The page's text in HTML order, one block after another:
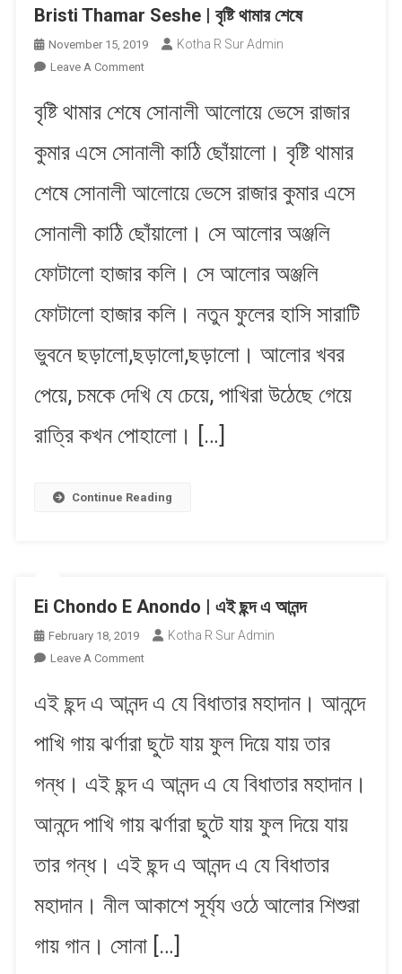
Bristi Thamar Seshe | বৃষ্টি থামার শেষে
November 15, 2019 Kotha R Sur Admin
Leave A CommentOn
Thamar
|
থামার
বৃষ্টি থামার শেষে সোনালী আলোয়ে ভেসে রাজার
কুমার এসে সোনালী কাঠি ছোঁয়ালো। বৃষ্টি থামার
শেষে সোনালী আলোয়ে ভেসে রাজার কুমার এসে
সোনালী কাঠি ছোঁয়ালো। সে আলোর অঞ্জলি
ফোটালো হাজার কলি। সে আলোর অঞ্জলি
ফোটালো হাজার কলি। নতুন ফুলের হাসি সারাটি
ভুবনে ছ​ড়ালো,ছ​ড়ালো,ছ​ড়ালো। আলোর খবর
পেয়ে, চমকে দেখি যে চেয়ে, পাখিরা উঠেছে গেয়ে
রাত্রি কখন পোহালো। […]
Continue Reading
Ei Chondo E Anondo | এই ছন্দ এ আনন্দ
February 18, 2019 Kotha R Sur Admin
Leave A CommentOn
Chondo
Anondo
এই
এ
এই ছন্দ এ আনন্দ এ যে বিধাতার মহাদান। আনন্দে
পাখি গায় ঝর্ণারা ছুটে যায় ফুল দিয়ে যায় তার
গন্ধ। এই ছন্দ এ আনন্দ এ যে বিধাতার মহাদান।
আনন্দে পাখি গায় ঝর্ণারা ছুটে যায় ফুল দিয়ে যায়
তার গন্ধ। এই ছন্দ এ আনন্দ এ যে বিধাতার
মহাদান। নীল আকাশে সূর্য্য ওঠে আলোর শিশুরা
গায় গান। সোনা […]